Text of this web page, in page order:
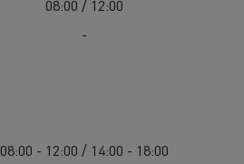
08:00 / 12:00
-
08:00 - 12:00 / 14:00 - 18:00